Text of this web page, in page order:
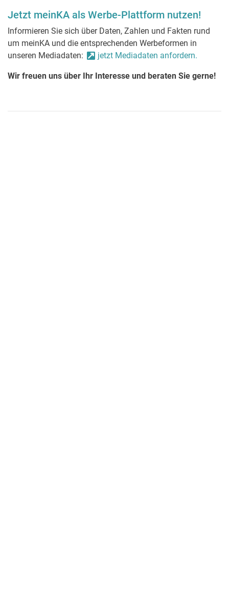
Jetzt meinKA als Werbe-Plattform nutzen!
Informieren Sie sich über Daten, Zahlen und Fakten rund
um meinKA und die entsprechenden Werbeformen in
unseren Mediadaten:
jetzt Mediadaten anfordern.
Wir freuen uns über Ihr Interesse und beraten Sie gerne!